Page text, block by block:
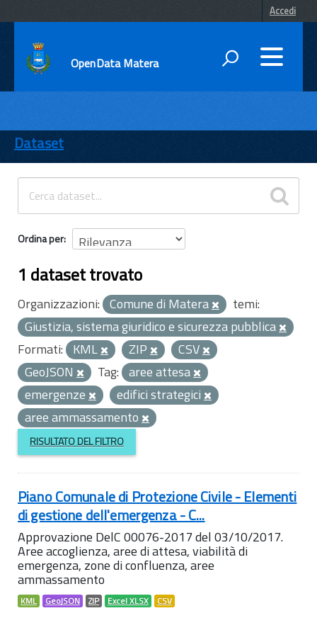
Accedi
OpenData Matera
ENTI
TEMI
INFORMAZIONI
Dataset
Ordina per
1 dataset trovato
Organizzazioni: Comune di Matera
temi:
Giustizia, sistema giuridico e sicurezza pubblica
Formati: KML ZIP
CSV
GeoJSON
Tag: aree attesa
emergenze
edifici strategici
aree ammassamento
RISULTATO DEL FILTRO
Piano Comunale di Protezione Civile - Elementi
di gestione dell'emergenza - C...
Approvazione DelC 00076-2017 del 03/10/2017.
Aree accoglienza, aree di attesa, viabilità di
emergenza, zone di confluenza, aree
ammassamento
KML GeoJSON ZIP Excel XLSX CSV